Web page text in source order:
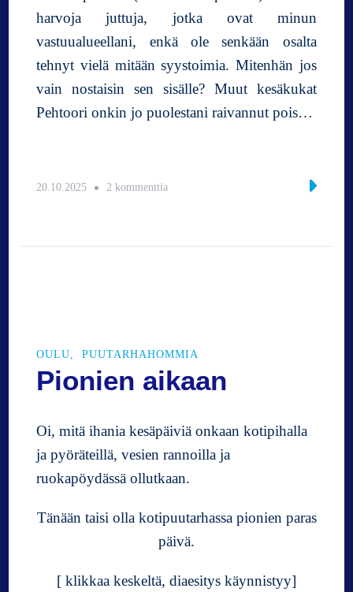
harvoja juttuja, jotka ovat minun
vastuualueellani, enkä ole senkään osalta
tehnyt vielä mitään syystoimia. Mitenhän jos
vain nostaisin sen sisälle? Muut kesäkukat
Pehtoori onkin jo puolestani raivannut pois…
20.10.2025 2 kommenttia
i
L
k
e
t
a
i
OULU PUUTARHAHOMMIA
Pionien aikaan
Oi, mitä ihania kesäpäiviä onkaan kotipihalla
ja pyöräteillä, vesien rannoilla ja
ruokapöydässä ollutkaan.
Tänään taisi olla kotipuutarhassa pionien paras
päivä.
[ klikkaa keskeltä, diaesitys käynnistyy]